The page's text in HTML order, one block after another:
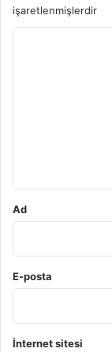
işaretlenmişlerdir
Ad
E-posta
İnternet sitesi